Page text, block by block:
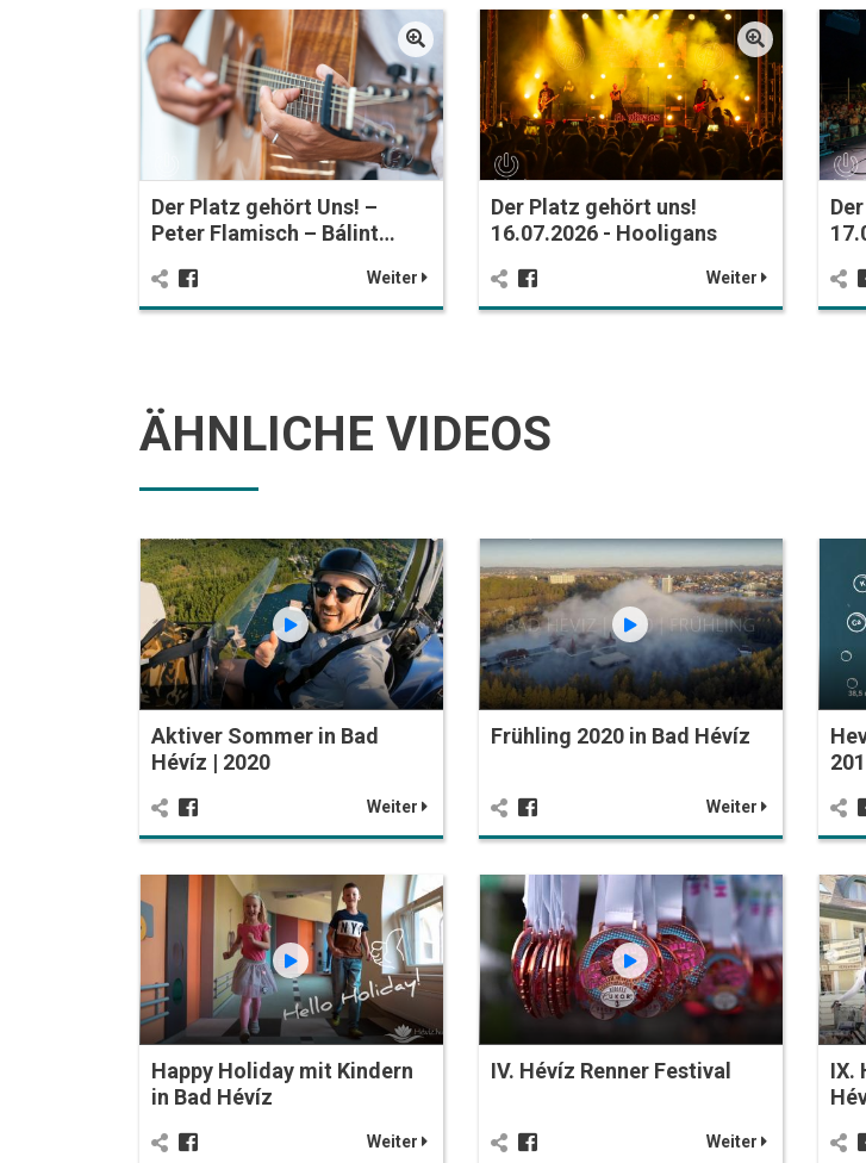
Der Platz gehört Uns! –
Peter Flamisch – Bálint…
Weiter
Der Platz gehört uns!
16.07.2026 - Hooligans
Weiter
ÄHNLICHE VIDEOS
Aktiver Sommer in Bad
Hévíz | 2020
Weiter
Frühling 2020 in Bad Hévíz
Weiter
Happy Holiday mit Kindern
in Bad Hévíz
Weiter
IV. Hévíz Renner Festival
Weiter
IX.